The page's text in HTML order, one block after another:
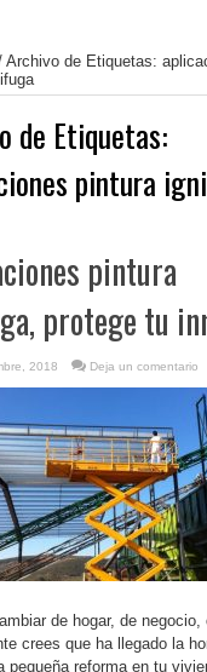
Archivo de Etiquetas:
de Etiquetas:
pintura
pintura
protege tu
2018 Deja un comentario
de hogar, de negocio,
crees que ha llegado la
pequeña reforma en tu